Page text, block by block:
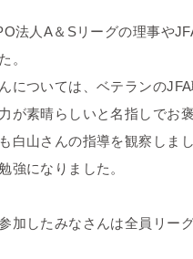
法人A＆Sリーグの理事や
。
については、ベテランの
が素晴らしいと名指しでお
白山さんの指導を観察しま
強になりました。
加したみなさんは全員リー